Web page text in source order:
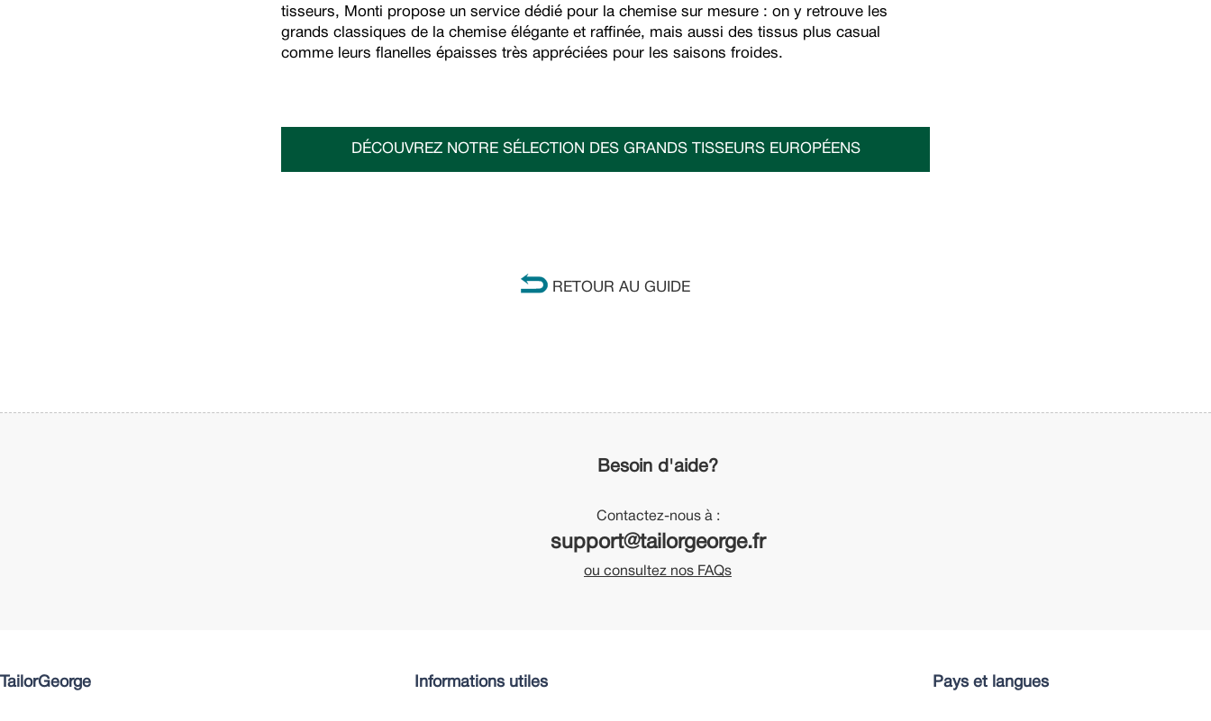
tisseurs, Monti propose un service dédié pour la chemise sur mesure : on y retrouve les
grands classiques de la chemise élégante et raffinée, mais aussi des tissus plus casual
comme leurs flanelles épaisses très appréciées pour les saisons froides.
DÉCOUVREZ NOTRE SÉLECTION DES GRANDS TISSEURS EUROPÉENS
RETOUR AU GUIDE
Besoin d'aide?
Contactez-nous à :
support@tailorgeorge.fr
ou consultez nos FAQs
TailorGeorge Informations utiles Pays et langues